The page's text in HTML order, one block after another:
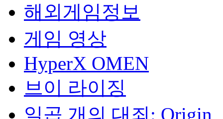
해외게임정보
게임 영상
HyperX OMEN
브이 라이징
일곱 개의 대죄: Origin